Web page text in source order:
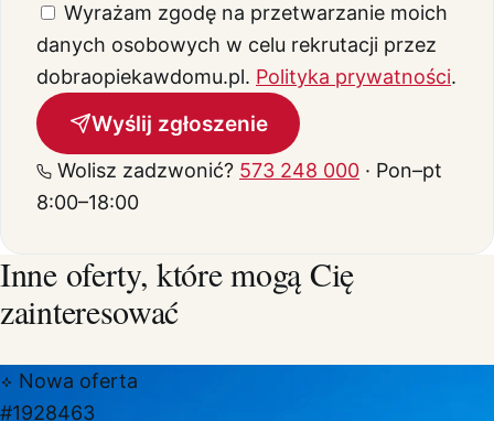
Wyrażam zgodę na przetwarzanie moich
danych osobowych w celu rekrutacji przez
dobraopiekawdomu.pl. Polityka prywatności.
Wyślij zgłoszenie
Wolisz zadzwonić? 573 248 000 · Pon–pt
8:00–18:00
Inne oferty, które mogą Cię
zainteresować
Nowa oferta
#1928463